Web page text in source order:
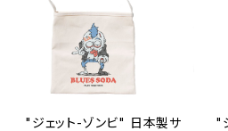
"ジェット-ゾンビ" 日本製サ
"